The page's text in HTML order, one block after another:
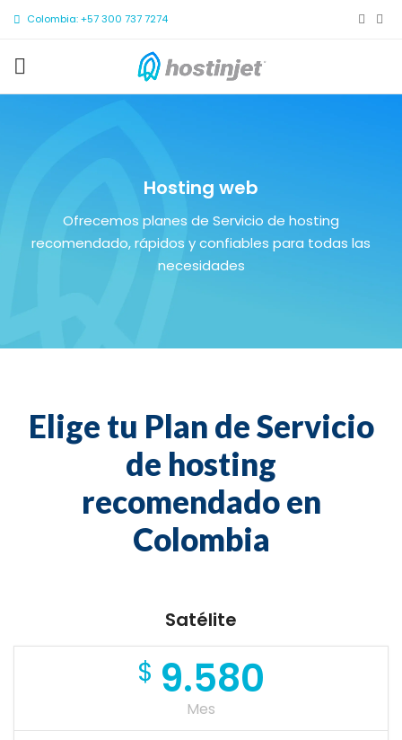
Colombia: +57 300 737 7274
Hosting web
Ofrecemos planes de Servicio de hosting
recomendado, rápidos y confiables para todas las
necesidades
Elige tu Plan de Servicio
de hosting
recomendado en
Colombia
Satélite
$ 9.580
Mes